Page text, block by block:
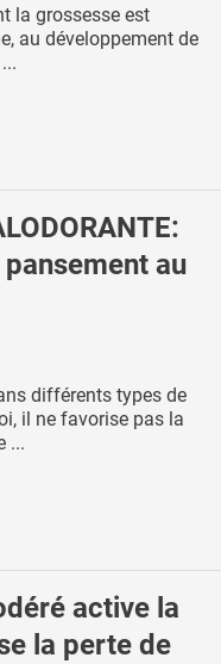
la grossesse est
au développement de
au
différents types de
il ne favorise pas la
...
active la
la perte de